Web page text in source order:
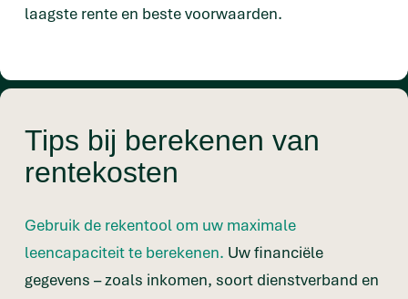
laagste rente en beste voorwaarden.
Tips bij berekenen van
rentekosten
Gebruik de rekentool om uw maximale
leencapaciteit te berekenen. Uw financiële
gegevens – zoals inkomen, soort dienstverband en